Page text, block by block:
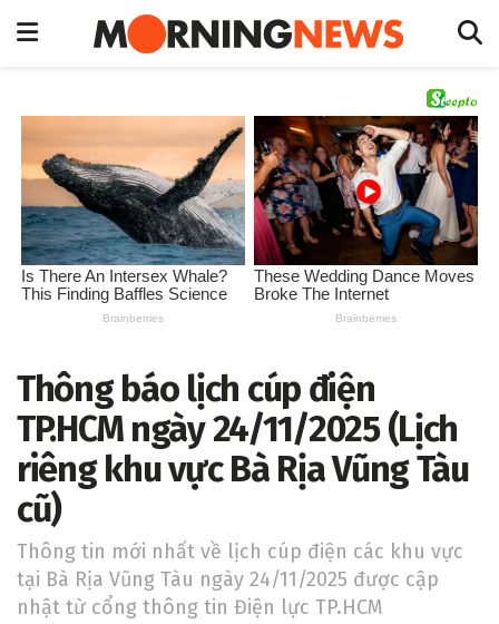
Thông báo lịch cúp điện
TP.HCM ngày 24/11/2025 (Lịch
riêng khu vực Bà Rịa Vũng Tàu
cũ)
Thông tin mới nhất về lịch cúp điện các khu vực
tại Bà Rịa Vũng Tàu ngày 24/11/2025 được cập
nhật từ cổng thông tin Điện lực TP.HCM